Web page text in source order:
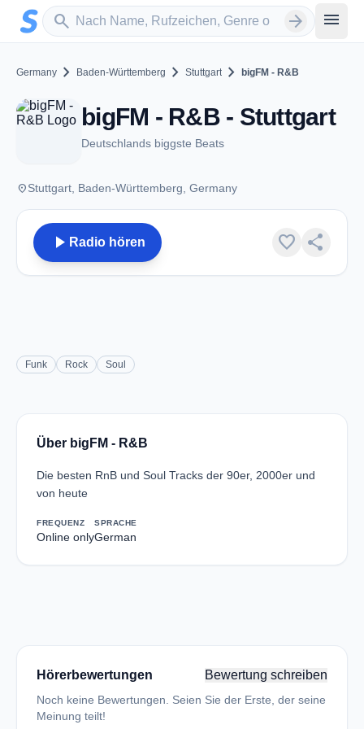
Zum Hauptinhalt springen
search
Sender suchen arrow_forward menu
Germany chevron_right Baden-Württemberg chevron_right Stuttgart chevron_right bigFM - R&B
bigFM - R&B - Stuttgart
Deutschlands biggste Beats
placeStuttgart, Baden-Württemberg, Germany
play_arrow Radio hören favorite share
Funk Rock Soul
Über bigFM - R&B
Die besten RnB und Soul Tracks der 90er, 2000er und
von heute
FREQUENZ
Online only
SPRACHE
German
Hörerbewertungen Bewertung schreiben
Noch keine Bewertungen. Seien Sie der Erste, der seine
Meinung teilt!